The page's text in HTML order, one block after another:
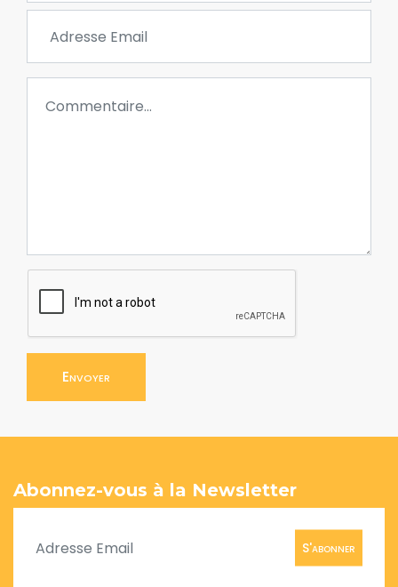
Envoyer
Abonnez-vous à la Newsletter
S'abonner